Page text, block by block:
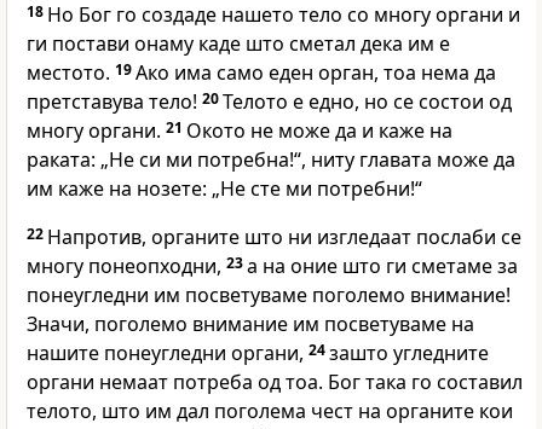
18 Но Бог го создаде нашето тело со многу органи и
ги постави онаму каде што сметал дека им е
местото. 19Ако има само еден орган, тоа нема да
претставува тело! 20Телото е едно, но се состои од
многу органи. 21 Окото не може да и каже на
раката: „Не си ми потребна!“, ниту главата може да
им каже на нозете: „Не сте ми потребни!“
22 Напротив, органите што ни изгледаат послаби се
многу понеопходни, 23а на оние што ги сметаме за
понеугледни им посветуваме поголемо внимание!
Значи, поголемо внимание им посветуваме на
нашите понеугледни органи, 24зашто угледните
органи немаат потреба од тоа. Бог така го составил
телото, што им дал поголема чест на органите кои